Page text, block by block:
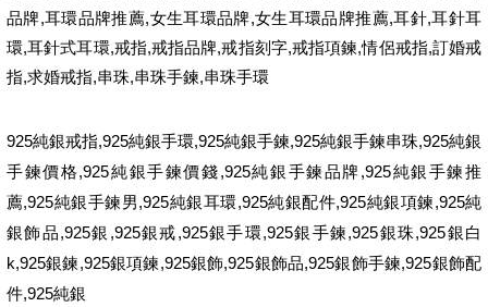
品牌,耳環品牌推薦,女生耳環品牌,女生耳環品牌推薦,耳針,耳針耳
環,耳針式耳環,戒指,戒指品牌,戒指刻字,戒指項鍊,情侶戒指,訂婚戒
指,求婚戒指,串珠,串珠手鍊,串珠手環
925純銀戒指,925純銀手環,925純銀手鍊,925純銀手鍊串珠,925純銀
手鍊價格,925純銀手鍊價錢,925純銀手鍊品牌,925純銀手鍊推
薦,925純銀手鍊男,925純銀耳環,925純銀配件,925純銀項鍊,925純
銀飾品,925銀 ,925銀戒,925銀手環,925銀手鍊,925銀珠,925銀白
k,925銀鍊,925銀項鍊,925銀飾,925銀飾品,925銀飾手鍊,925銀飾配
件,925純銀